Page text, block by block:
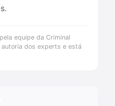
equipe da Criminal
dos experts e está